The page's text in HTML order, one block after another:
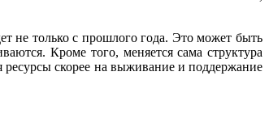
не только с прошлого года. Это может быть
Кроме того, меняется сама структура
ресурсы скорее на выживание и поддержание